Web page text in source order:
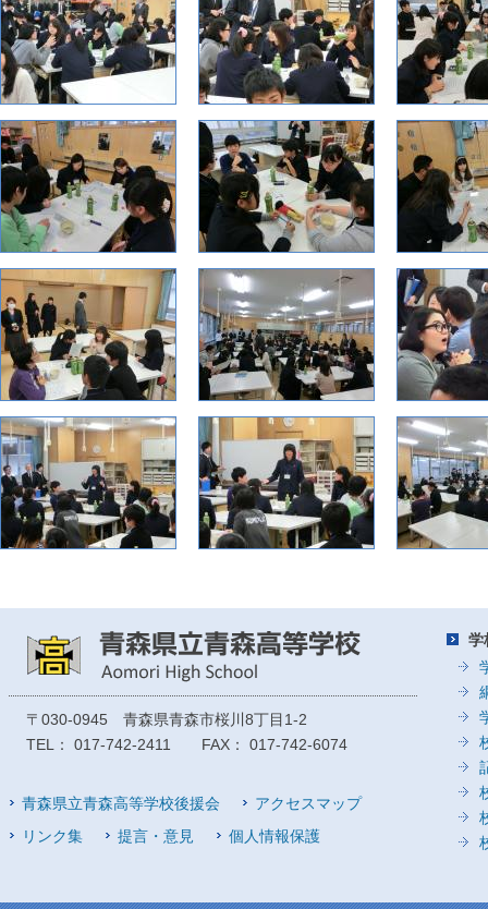
〒030-0945 青森県青森市桜川8丁目1-2
TEL： 017-742-2411 FAX： 017-742-6074
青森県立青森高等学校後援会
アクセスマップ
リンク集
提言・意見 個人情報保護
学